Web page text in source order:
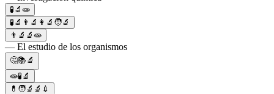
🧪🔬🧫
🧪🔬👨‍🔬👩‍🔬🧑‍🔬
👨‍🔬🔬🧫
— El estudio de los organismos
🤔📚🔬
🧫🧪🔬
💊🧑‍🔬🔬💉